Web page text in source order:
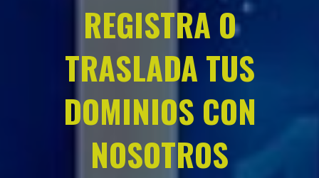
REGISTRA O
TRASLADA TUS
DOMINIOS CON
NOSOTROS